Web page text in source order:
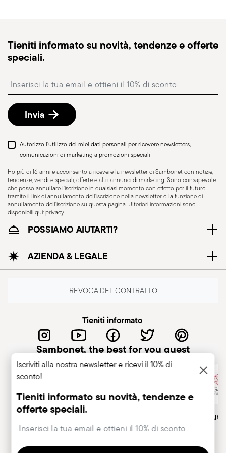
riceverai un link di tracciamento per monitorare la
consegna.
presso Punto di Ritiro, selezionabile al checkout.
Reso gratuito entro 30 giornidalla data di
spedizione/fatturazione seguendo la procedura
indicata nella pagina
Tieniti informato su novità, tendenze e offerte
speciali.
Invia
Autorizzo l'utilizzo dei miei dati personali per ricevere newsletters,
comunicazioni di marketing a promozioni speciali
Ho più di 16 anni e acconsento a ricevere la newsletter di Sambonet con notizie,
tendenze, vendite speciali, offerte e altri annunci di marketing. Sono consapevole
che posso annullare l'iscrizione in qualsiasi momento con effetto per il futuro
tramite il link di annullamento dell'iscrizione nella newsletter o la funzione di
annullamento dell'iscrizione su questa pagina. Ulteriori informazioni sono
disponibili qui:privacy
POSSIAMO AIUTARTI?
AZIENDA & LEGALE
REVOCA DEL CONTRATTO
Tieniti informato
Sambonet, the best for you guest
Azienda italiana Socio
Iscriviti alla nostra newsletter e ricevi il 10% di
sconto!
Tieniti informato su novità, tendenze e
offerte speciali.